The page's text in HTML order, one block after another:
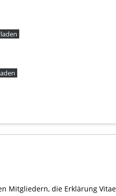
Mitgliedern, die Erklärung